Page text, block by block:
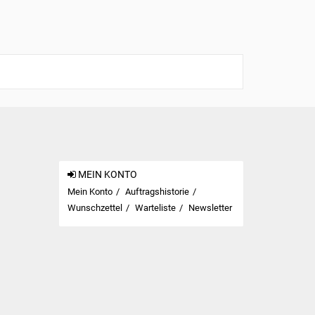
MEIN KONTO
Mein Konto
Auftragshistorie
Wunschzettel
Warteliste Newsletter